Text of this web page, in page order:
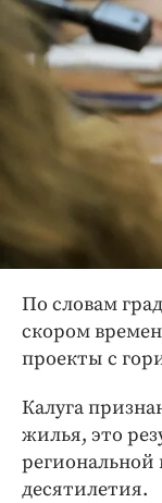
По словам
скором
проекты с
Калуга
жилья, это
региональной
десятилетия.